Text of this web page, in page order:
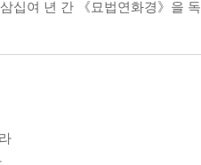
십여 년 간 《묘법연화경》을